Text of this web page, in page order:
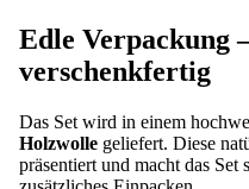
Edle Verpackung
verschenkfertig
Das Set wird in einem
Holzwolle geliefert. Diese
präsentiert und macht das Set